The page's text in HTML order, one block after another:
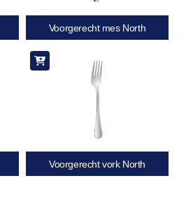
Voorgerecht mes North
Voorgerecht vork North